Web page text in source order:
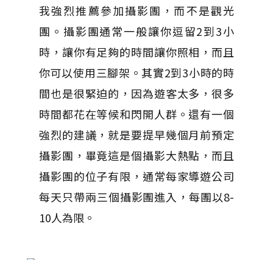
我強烈推薦參加攝影團，而不是觀光
團。攝影團通常一般讓你逗留2到3小
時，讓你有足夠的時間讓你照相，而且
你可以使用三腳架。其實2到3小時的時
間也是很緊迫的，因為遊客太多，很多
時間都花在等候和閃開人群。還有一個
強烈的建議，就是要提早幾個月前預定
攝影團，畢竟這是個攝影大熱點，而且
攝影團的位子有限，通常每家導遊公司
每天只帶兩三個攝影團進入，每團以8-
10人為限。